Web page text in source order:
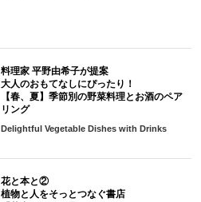
料理家 平野由希子が提案
大人のおもてなしにぴったり！
【春、夏】季節別の野菜料理とお酒のペア
リング
Delightful Vegetable Dishes with Drinks
花と本と②
植物と人をそっとつなぐ書店